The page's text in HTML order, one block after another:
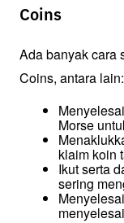
Coins
Ada banyak cara
Coins, antara lain:
Morse
klaim koin
Ikut serta
sering